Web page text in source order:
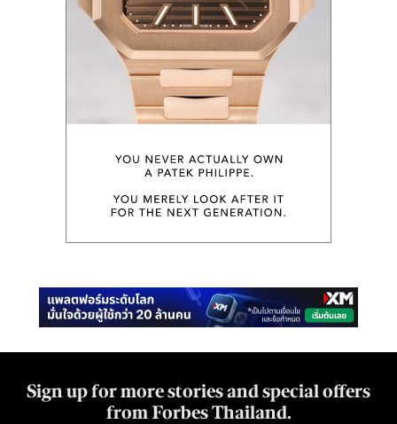
Sign up for more stories and special offers
from Forbes Thailand.